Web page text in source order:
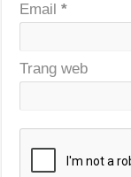
Email*
Trang web